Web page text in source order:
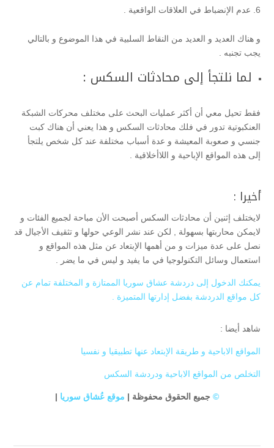
عدم الإنضباط في العلاقات الواقعية .
و هناك العديد و العديد من النقاط السلبية في هذا الموضوع و بالتالي
يجب تجنبه .
لما نلتجأ إلى محادثات السكس :
فقط تحيل معي أن أكثر عمليات البحث على مختلف محركات الشبكة
العنكبوتية تدور في فلك محادثات السكس و هذا يعني أن هناك كبت
جنسي و صعوبة المعيشة و عدة أسباب مختلفة عند كل شخص يلتجأ
إلى هذه المواقع الإباحية و اللاأخلاقية .
أخيرا :
لايختلف إثنين أن محادثات السكس أصبحت الأن مباحة لجميع الفئات و
لايمكن محاربتها بسهولة , لكن عند نشر الوعي حولها و تثقيف الأجيال قد
نصل على عدة ميزات و من أهمها الإبتعاد عن مثل هذه المواقع و
استعمال وسائل التكنولوجيا في ما يفيد و ليس في ما يضر .
يمكنك الدخول إلى دردشة عشاق سوريا الممتازة و المختلفة تمام عن
كل مواقع الدردشة بفضل إدارتها المتميزة .
شاهد أيضا :
المواقع الاباحية و طريقة الإبتعاد عنها تطبيقيا و نفسيا
التخلص من المواقع الاباحية ودردشة السكس
© جميع الحقوق محفوظة | موقع عُشاق سوريا |